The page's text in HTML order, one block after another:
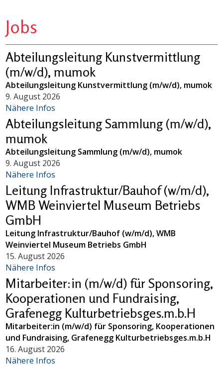
Jobs
Abteilungsleitung Kunstvermittlung
(m/w/d), mumok
Abteilungsleitung Kunstvermittlung (m/w/d), mumok
9. August 2026
Nähere Infos
Abteilungsleitung Sammlung (m/w/d),
mumok
Abteilungsleitung Sammlung (m/w/d), mumok
9. August 2026
Nähere Infos
Leitung Infrastruktur/Bauhof (w/m/d),
WMB Weinviertel Museum Betriebs
GmbH
Leitung Infrastruktur/Bauhof (w/m/d), WMB
Weinviertel Museum Betriebs GmbH
15. August 2026
Nähere Infos
Mitarbeiter:in (m/w/d) für Sponsoring,
Kooperationen und Fundraising,
Grafenegg Kulturbetriebsges.m.b.H
Mitarbeiter:in (m/w/d) für Sponsoring, Kooperationen
und Fundraising, Grafenegg Kulturbetriebsges.m.b.H
16. August 2026
Nähere Infos